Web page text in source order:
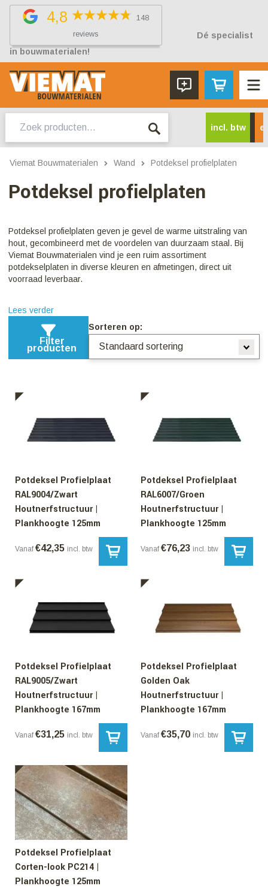
4,8
148
reviews
Dé specialist
in bouwmaterialen!
naar:
incl. btw
Viemat Bouwmaterialen Wand Potdeksel profielplaten
Potdeksel profielplaten
Potdeksel profielplaten geven je gevel de warme uitstraling van
hout, gecombineerd met de voordelen van duurzaam staal. Bij
Viemat Bouwmaterialen vind je een ruim assortiment
potdekselplaten in diverse kleuren en afmetingen, direct uit
voorraad leverbaar.
Lees verder
Filter
producten
Sorteren op:
Potdeksel Profielplaat
RAL9004/Zwart
Houtnerfstructuur |
Plankhoogte 125mm
Vanaf €42,35 incl. btw
Potdeksel Profielplaat
RAL6007/Groen
Houtnerfstructuur |
Plankhoogte 125mm
Vanaf €76,23 incl. btw
Potdeksel Profielplaat
RAL9005/Zwart
Houtnerfstructuur |
Plankhoogte 167mm
Vanaf €31,25 incl. btw
Potdeksel Profielplaat
Golden Oak
Houtnerfstructuur |
Plankhoogte 167mm
Vanaf €35,70 incl. btw
Potdeksel Profielplaat
Corten-look PC214 |
Plankhoogte 125mm